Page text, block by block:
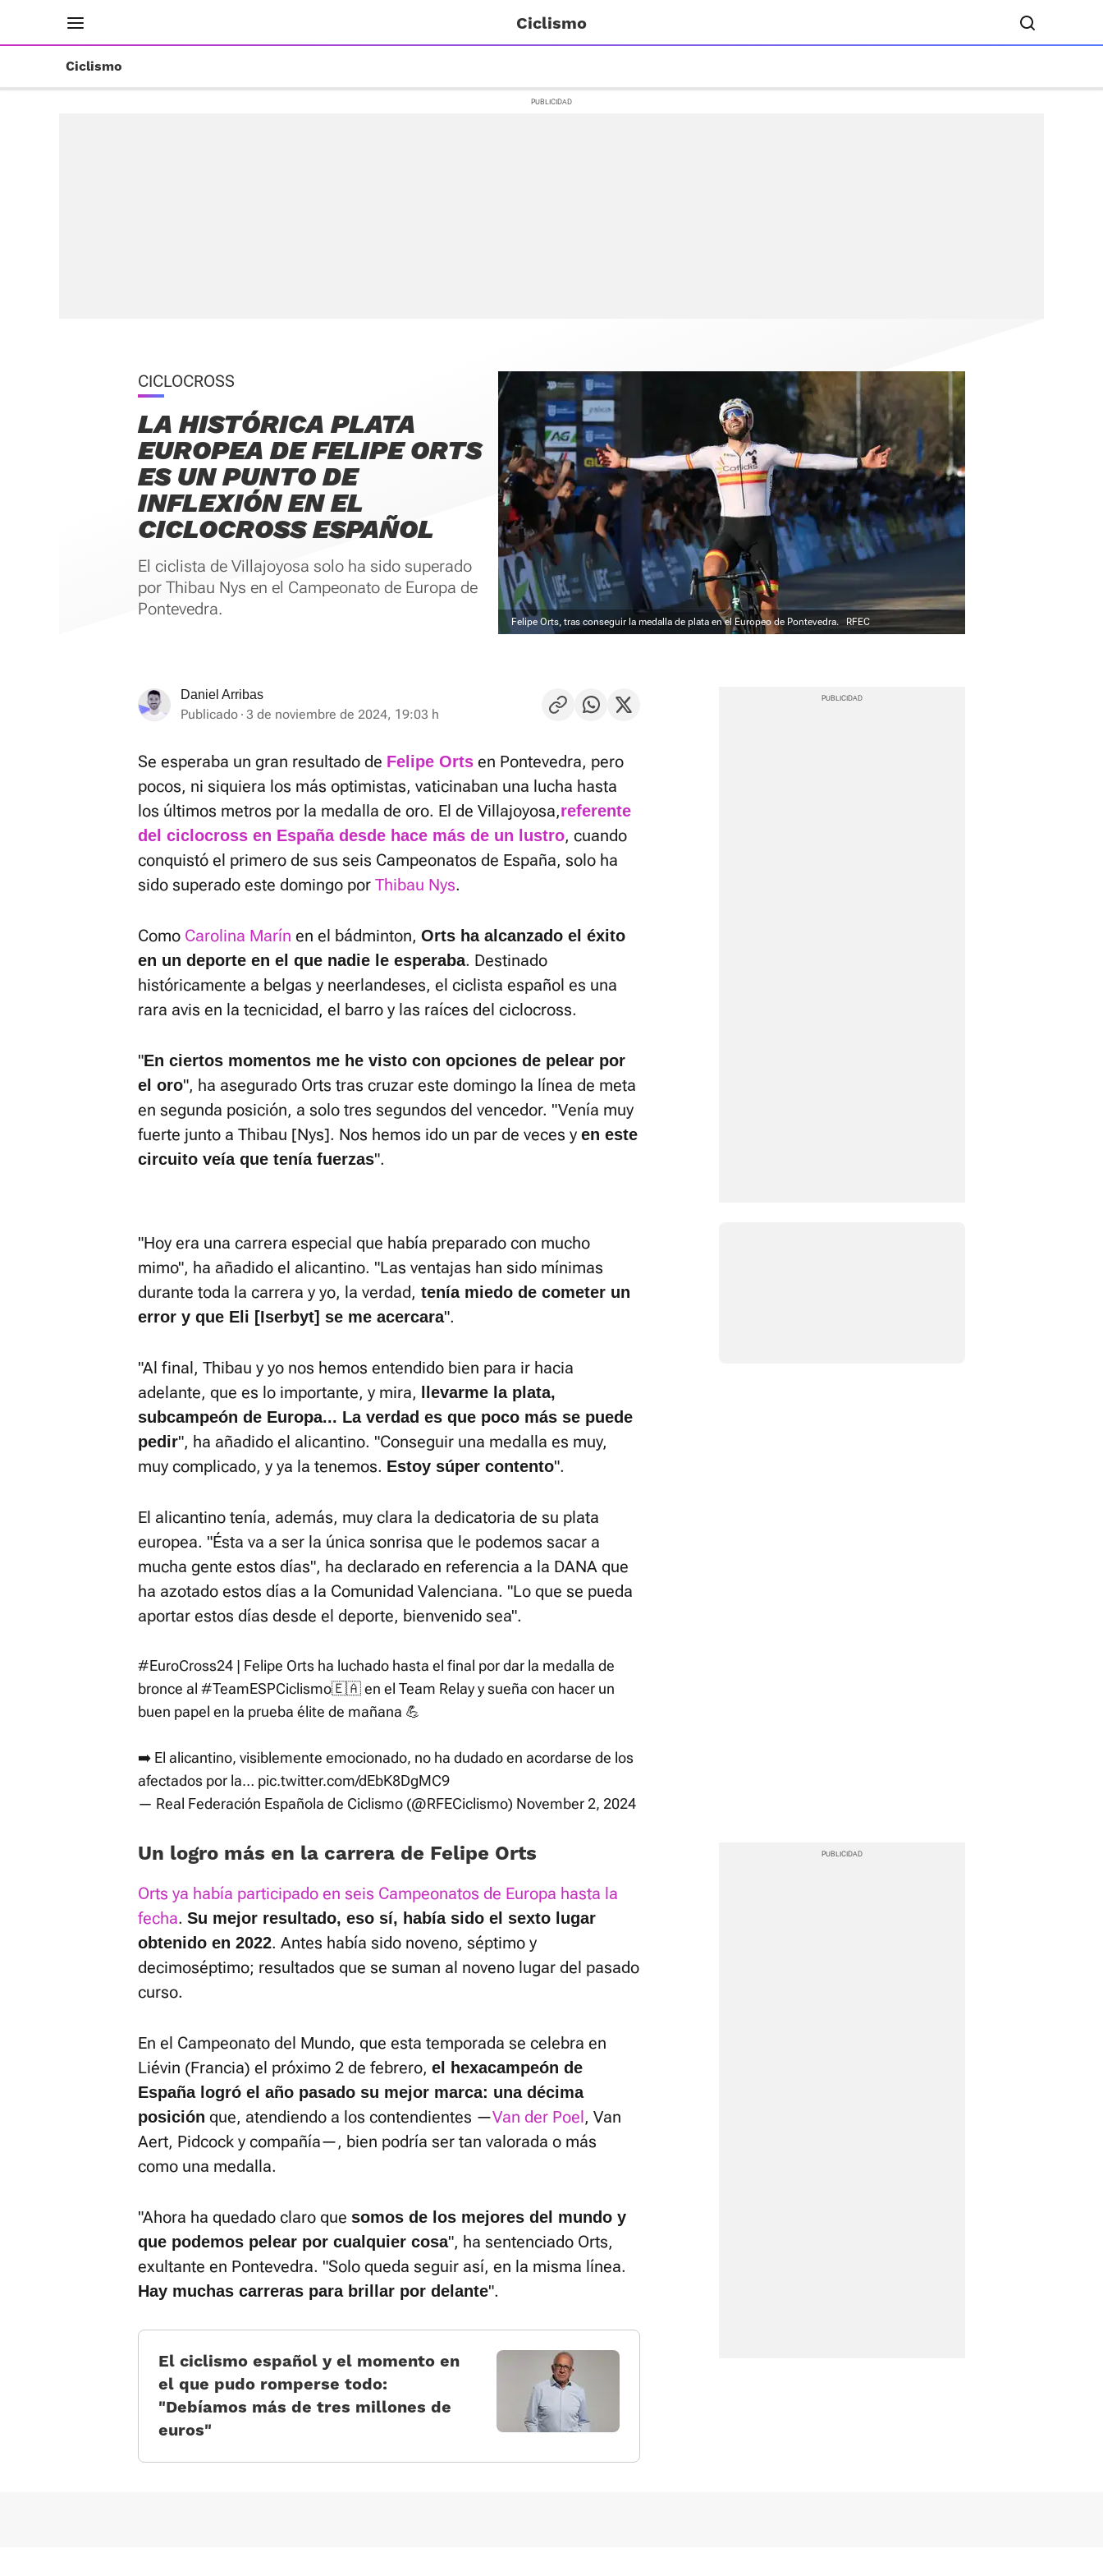
Ciclismo
Ciclismo
CICLOCROSS
LA HISTÓRICA PLATA
EUROPEA DE FELIPE ORTS
ES UN PUNTO DE
INFLEXIÓN EN EL
CICLOCROSS ESPAÑOL
El ciclista de Villajoyosa solo ha sido superado
por Thibau Nys en el Campeonato de Europa de
Pontevedra.
Felipe Orts, tras conseguir la medalla de plata en el Europeo de Pontevedra. RFEC
Daniel Arribas
Publicado 3 de noviembre de 2024, 19:03 h
Se esperaba un gran resultado de Felipe Orts en Pontevedra, pero
pocos, ni siquiera los más optimistas, vaticinaban una lucha hasta
los últimos metros por la medalla de oro. El de Villajoyosa,referente
del ciclocross en España desde hace más de un lustro, cuando
conquistó el primero de sus seis Campeonatos de España, solo ha
sido superado este domingo por Thibau Nys.
Como Carolina Marín en el bádminton, Orts ha alcanzado el éxito
en un deporte en el que nadie le esperaba. Destinado
históricamente a belgas y neerlandeses, el ciclista español es una
rara avis en la tecnicidad, el barro y las raíces del ciclocross.
"En ciertos momentos me he visto con opciones de pelear por
el oro", ha asegurado Orts tras cruzar este domingo la línea de meta
en segunda posición, a solo tres segundos del vencedor. "Venía muy
fuerte junto a Thibau [Nys]. Nos hemos ido un par de veces y en este
circuito veía que tenía fuerzas".
"Hoy era una carrera especial que había preparado con mucho
mimo", ha añadido el alicantino. "Las ventajas han sido mínimas
durante toda la carrera y yo, la verdad, tenía miedo de cometer un
error y que Eli [Iserbyt] se me acercara".
"Al final, Thibau y yo nos hemos entendido bien para ir hacia
adelante, que es lo importante, y mira,
llevarme la plata,
subcampeón de Europa... La verdad es que poco más se puede
pedir", ha añadido el alicantino. "Conseguir una medalla es muy,
muy complicado, y ya la tenemos. Estoy súper contento".
El alicantino tenía, además, muy clara la dedicatoria de su plata
europea. "Ésta va a ser la única sonrisa que le podemos sacar a
mucha gente estos días", ha declarado en referencia a la DANA que
ha azotado estos días a la Comunidad Valenciana. "Lo que se pueda
aportar estos días desde el deporte, bienvenido sea".
#EuroCross24 | Felipe Orts ha luchado hasta el final por dar la medalla de
bronce al #TeamESPCiclismo🇪🇦 en el Team Relay y sueña con hacer un
buen papel en la prueba élite de mañana 💪
➡️ El alicantino, visiblemente emocionado, no ha dudado en acordarse de los
afectados por la… pic.twitter.com/dEbK8DgMC9
— Real Federación Española de Ciclismo (@RFECiclismo) November 2, 2024
Un logro más en la carrera de Felipe Orts
Orts ya había participado en seis Campeonatos de Europa hasta la
fecha. Su mejor resultado, eso sí, había sido el sexto lugar
obtenido en 2022. Antes había sido noveno, séptimo y
decimoséptimo; resultados que se suman al noveno lugar del pasado
curso.
En el Campeonato del Mundo, que esta temporada se celebra en
Liévin (Francia) el próximo 2 de febrero, el hexacampeón de
España logró el año pasado su mejor marca: una décima
posición que, atendiendo a los contendientes —Van der Poel, Van
Aert, Pidcock y compañía—, bien podría ser tan valorada o más
como una medalla.
"Ahora ha quedado claro que somos de los mejores del mundo y
que podemos pelear por cualquier cosa", ha sentenciado Orts,
exultante en Pontevedra. "Solo queda seguir así, en la misma línea.
Hay muchas carreras para brillar por delante".
El ciclismo español y el momento en
el que pudo romperse todo:
«Debíamos más de tres millones de
euros»